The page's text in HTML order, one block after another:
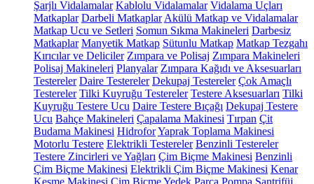
Şarjlı Vidalamalar Kablolu Vidalamalar Vidalama Uçları
Matkaplar Darbeli Matkaplar Akülü Matkap ve Vidalamalar
Matkap Ucu ve Setleri Somun Sıkma Makineleri Darbesiz
Matkaplar Manyetik Matkap Sütunlu Matkap Matkap Tezgahı
Kırıcılar ve Deliciler Zımpara ve Polisaj Zımpara Makineleri
Polisaj Makineleri Planyalar Zımpara Kağıdı ve Aksesuarları
Testereler Daire Testereler Dekupaj Testereler Çok Amaçlı
Testereler Tilki Kuyruğu Testereler Testere Aksesuarları Tilki
Kuyruğu Testere Ucu Daire Testere Bıçağı Dekupaj Testere
Ucu Bahçe Makineleri Çapalama Makinesi Tırpan Çit
Budama Makinesi HidroforYaprak Toplama Makinesi
Motorlu Testere Elektrikli Testereler Benzinli Testereler
Testere Zincirleri ve Yağları Çim Biçme Makinesi Benzinli
Çim Biçme Makinesi Elektrikli Çim Biçme Makinesi Kenar
Kesme Makinesi Çim Biçme Yedek Parça Pompa Santrifüj